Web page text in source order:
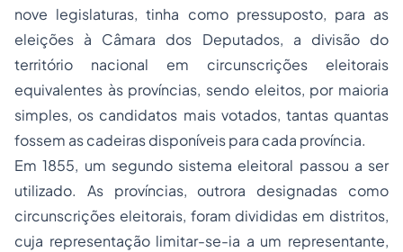
nove legislaturas, tinha como pressuposto, para as
eleições à Câmara dos Deputados, a divisão do
território nacional em circunscrições eleitorais
equivalentes às províncias, sendo eleitos, por maioria
simples, os candidatos mais votados, tantas quantas
fossem as cadeiras disponíveis para cada província.
Em 1855, um segundo sistema eleitoral passou a ser
utilizado. As províncias, outrora designadas como
circunscrições eleitorais, foram divididas em distritos,
cuja representação limitar-se-ia a um representante,